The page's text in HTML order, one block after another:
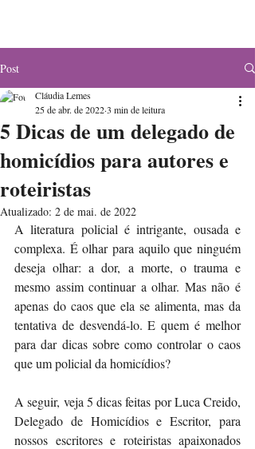
Post
5 Dicas de um delegado de
homicídios para autores e
roteiristas
Cláudia Lemes
25 de abr. de 20223 min de leitura
Atualizado: 2 de mai. de 2022
A literatura policial é intrigante, ousada e
complexa. É olhar para aquilo que ninguém
deseja olhar: a dor, a morte, o trauma e
mesmo assim continuar a olhar. Mas não é
apenas do caos que ela se alimenta, mas da
tentativa de desvendá-lo. E quem é melhor
para dar dicas sobre como controlar o caos
que um policial da homicídios?
A seguir, veja 5 dicas feitas por Luca Creido,
Delegado de Homicídios e Escritor, para
nossos escritores e roteiristas apaixonados